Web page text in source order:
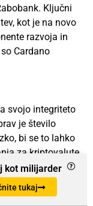
Ključni
kot je na novo
razvoja in
Cardano
svojo integriteto
je število
bi se to lahko
za kriptovalute
spet
kot milijarder
tukaj